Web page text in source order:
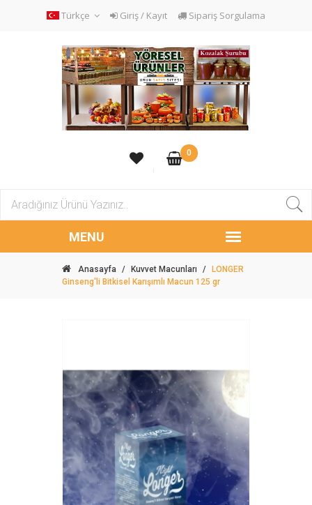
Türkçe Giriş / Kayıt Sipariş Sorgulama
0
Anasayfa / Kuvvet Macunları / LONGER
Ginseng'li Bitkisel Karışımlı Macun 125 gr